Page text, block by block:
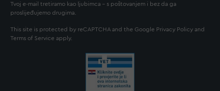
Tvoj e-mail tretiramo kao ljubimca - s poštovanjem i bez da ga
proslijeđujemo drugima.
This site is protected by reCAPTCHA and the Google Privacy Policy and
Terms of Service apply.